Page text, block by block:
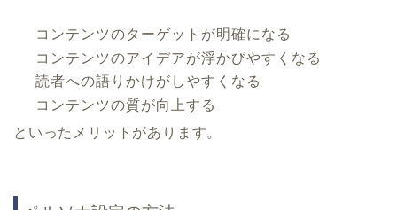
コンテンツのターゲットが明確になる
コンテンツのアイデアが浮かびやすくなる
読者への語りかけがしやすくなる
コンテンツの質が向上する
といったメリットがあります。